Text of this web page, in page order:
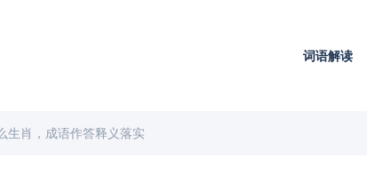
词语解读
生肖，成语作答释义落实